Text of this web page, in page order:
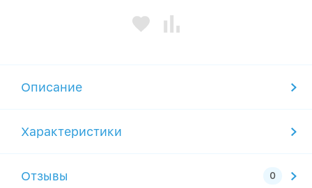
Описание
Характеристики
Отзывы